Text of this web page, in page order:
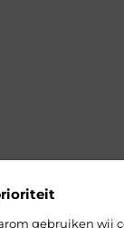
gebruiken wij